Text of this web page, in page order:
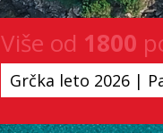
Više od 1800
Grčka leto 2026 |